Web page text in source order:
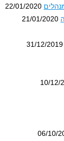
22/01/2020
21/01/
31/